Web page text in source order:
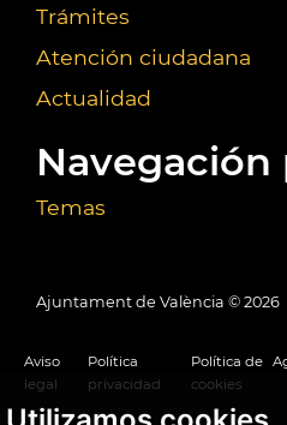
Trámites
Atención ciudadana
Actualidad
Navegación
Temas
Ajuntament de València © 2026
Aviso
legal
Política
privacidad
Política de
cookies